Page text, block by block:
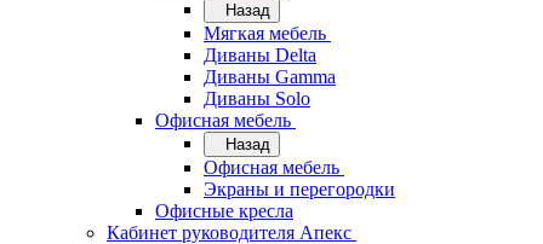
Назад
Мягкая мебель
Диваны Delta
Диваны Gamma
Диваны Solo
Офисная мебель
Назад
Офисная мебель
Экраны и перегородки
Офисные кресла
Кабинет руководителя Апекс